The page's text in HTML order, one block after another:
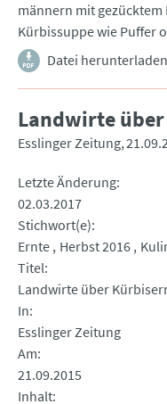
männern mit
Kürbissuppe wie Puffer
Datei herunterladen
Landwirte
Esslinger Zeitung
Letzte Änderung
02.03.2017
Stichwort(e)
Ernte Herbst 2016
Titel
Landwirte über
In
Esslinger Zeitung
Am
21.09.2015
Inhalt